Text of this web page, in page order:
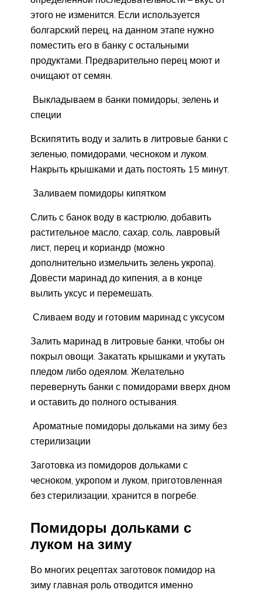
этого не изменится. Если используется
болгарский перец, на данном этапе нужно
поместить его в банку с остальными
продуктами. Предварительно перец моют и
очищают от семян.
Выкладываем в банки помидоры, зелень и
специи
Вскипятить воду и залить в литровые банки с
зеленью, помидорами, чесноком и луком.
Накрыть крышками и дать постоять 15 минут.
Заливаем помидоры кипятком
Слить с банок воду в кастрюлю, добавить
растительное масло, сахар, соль, лавровый
лист, перец и кориандр (можно
дополнительно измельчить зелень укропа).
Довести маринад до кипения, а в конце
вылить уксус и перемешать.
Сливаем воду и готовим маринад с уксусом
Залить маринад в литровые банки, чтобы он
покрыл овощи. Закатать крышками и укутать
пледом либо одеялом. Желательно
перевернуть банки с помидорами вверх дном
и оставить до полного остывания.
Ароматные помидоры дольками на зиму без
стерилизации
Заготовка из помидоров дольками с
чесноком, укропом и луком, приготовленная
без стерилизации, хранится в погребе.
Помидоры дольками с
луком на зиму
Во многих рецептах заготовок помидор на
зиму главная роль отводится именно